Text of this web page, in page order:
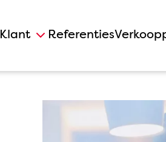
Klant Referenties